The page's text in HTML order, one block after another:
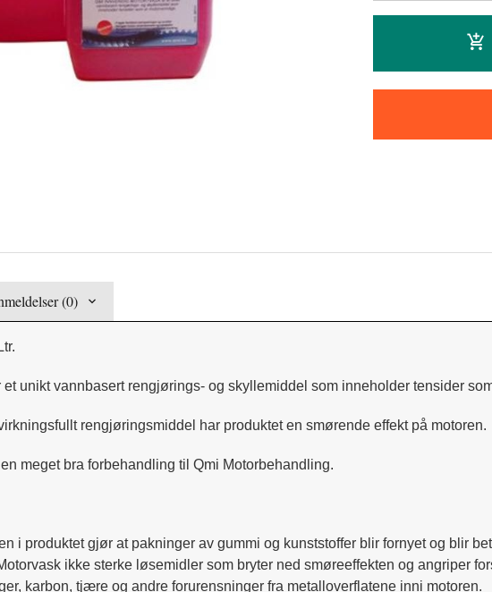
(0)
unikt vannbasert rengjørings- og skyllemiddel som inneholder tensider
rengjøringsmiddel har produktet en smørende effekt på motoren.
meget bra forbehandling til Qmi Motorbehandling.
i produktet gjør at pakninger av gummi og kunststoffer blir fornyet og blir
ikke sterke løsemidler som bryter ned smøreeffekten og angriper
karbon, tjære og andre forurensninger fra metalloverflatene inni motoren.